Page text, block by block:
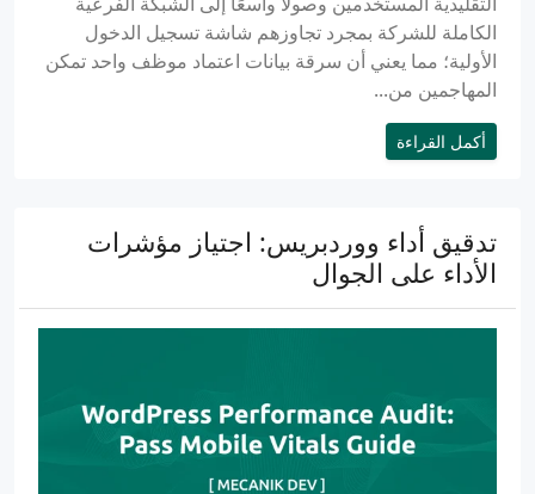
الكاملة للشركة بمجرد تجاوزهم شاشة تسجيل الدخول
الأولية؛ مما يعني أن سرقة بيانات اعتماد موظف واحد تمكن
المهاجمين من...
أكمل القراءة
تدقيق أداء ووردبريس: اجتياز مؤشرات
الأداء على الجوال